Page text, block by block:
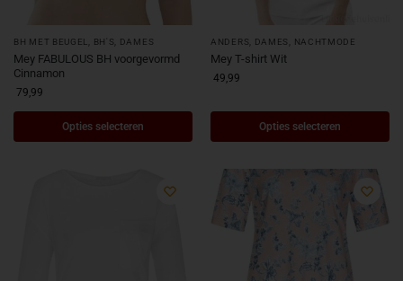
BH MET BEUGEL BH'S DAMES
Mey FABULOUS BH voorgevormd
Cinnamon
79,99
Opties selecteren
ANDERS DAMES NACHTMODE
Mey T-shirt Wit
49,99
Opties selecteren